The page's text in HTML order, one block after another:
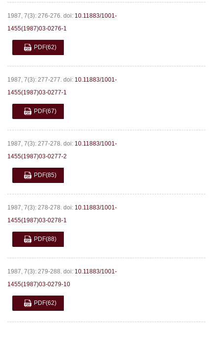
1987, 7(3): 276-276. doi: 10.11883/1001-
1455(1987)03-0276-1
PDF(62)
1987, 7(3): 277-277. doi: 10.11883/1001-
1455(1987)03-0277-1
PDF(67)
1987, 7(3): 277-278. doi: 10.11883/1001-
1455(1987)03-0277-2
PDF(85)
1987, 7(3): 278-278. doi: 10.11883/1001-
1455(1987)03-0278-1
PDF(88)
1987, 7(3): 279-288. doi: 10.11883/1001-
1455(1987)03-0279-10
PDF(62)